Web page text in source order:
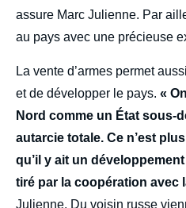
assure Marc Julienne. Par
au pays avec une précieuse
La vente d’armes permet
et de développer le pays. «
Nord comme un État sous-
autarcie totale. Ce n’est
qu’il y ait un
tiré par la coopération avec
Julienne. Du voisin russe